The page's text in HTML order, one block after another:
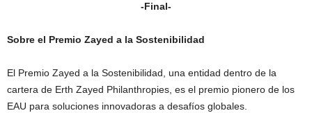
-Final-
Sobre el Premio Zayed a la Sostenibilidad
El Premio Zayed a la Sostenibilidad, una entidad dentro de la
cartera de Erth Zayed Philanthropies, es el premio pionero de los
EAU para soluciones innovadoras a desafíos globales.